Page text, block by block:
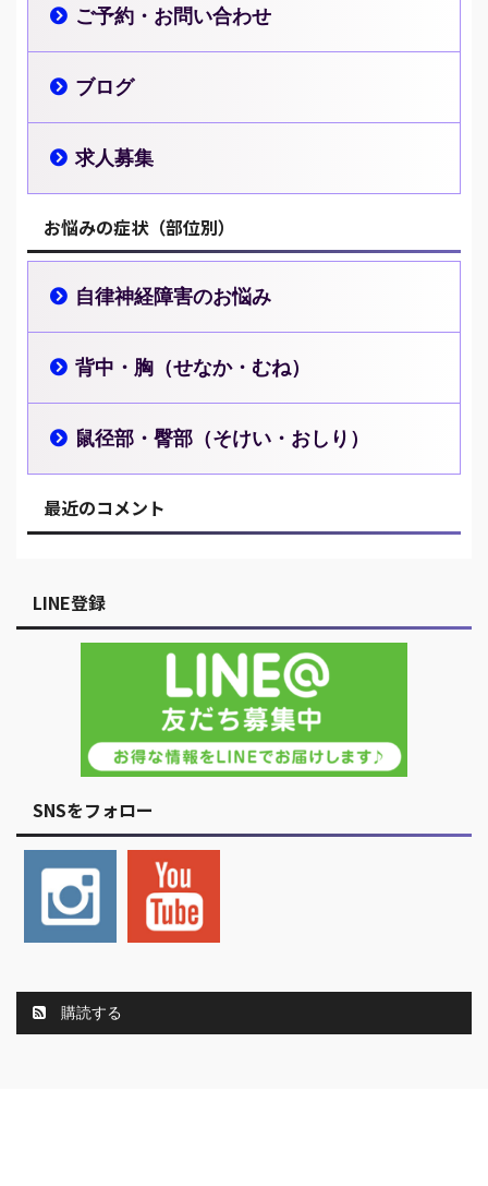
ご予約・お問い合わせ
ブログ
求人募集
お悩みの症状（部位別）
自律神経障害のお悩み
背中・胸（せなか・むね）
鼠径部・臀部（そけい・おしり）
最近のコメント
LINE登録
SNSをフォロー
購読する